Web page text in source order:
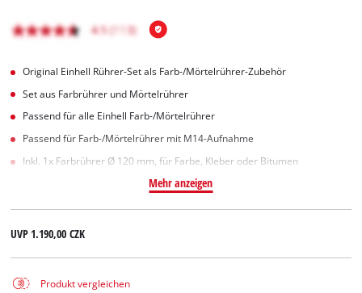
Original Einhell Rührer-Set als Farb-/Mörtelrührer-Zubehör
Set aus Farbrührer und Mörtelrührer
Passend für alle Einhell Farb-/Mörtelrührer
Passend für Farb-/Mörtelrührer mit M14-Aufnahme
Inkl. 1x Farbrührer Ø 120 mm, für Farbe, Kleber oder Bitumen
Mehr anzeigen
UVP1.190,00 CZK
Produkt vergleichen